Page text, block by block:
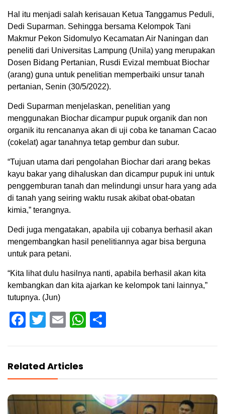
Hal itu menjadi salah kerisauan Ketua Tanggamus Peduli,
Dedi Suparman. Sehingga bersama Kelompok Tani
Makmur Pekon Sidomulyo Kecamatan Air Naningan dan
peneliti dari Universitas Lampung (Unila) yang merupakan
Dosen Bidang Pertanian, Rusdi Evizal membuat Biochar
(arang) guna untuk penelitian memperbaiki unsur tanah
pertanian, Senin (30/5/2022).
Dedi Suparman menjelaskan, penelitian yang
menggunakan Biochar dicampur pupuk organik dan non
organik itu rencananya akan di uji coba ke tanaman Cacao
(cokelat) agar tanahnya tetap gembur dan subur.
“Tujuan utama dari pengolahan Biochar dari arang bekas
kayu bakar yang dihaluskan dan dicampur pupuk ini untuk
penggemburan tanah dan melindungi unsur hara yang ada
di tanah yang seiring waktu rusak akibat obat-obatan
kimia,” terangnya.
Dedi juga mengatakan, apabila uji cobanya berhasil akan
mengembangkan hasil penelitiannya agar bisa berguna
untuk para petani.
“Kita lihat dulu hasilnya nanti, apabila berhasil akan kita
kembangkan dan kita ajarkan ke kelompok tani lainnya,”
tutupnya. (Jun)
Facebook
Twitter
EmailWhatsApp
Related Articles